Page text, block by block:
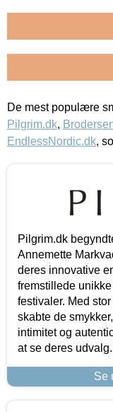
De mest populære
Pilgrim.dk,
EndlessNordic.dk,
Pilgrim.dk
Annemette
deres innovative
fremstillede
festivaler. Med
skabte de
intimitet og
at se deres udvalg.
Se